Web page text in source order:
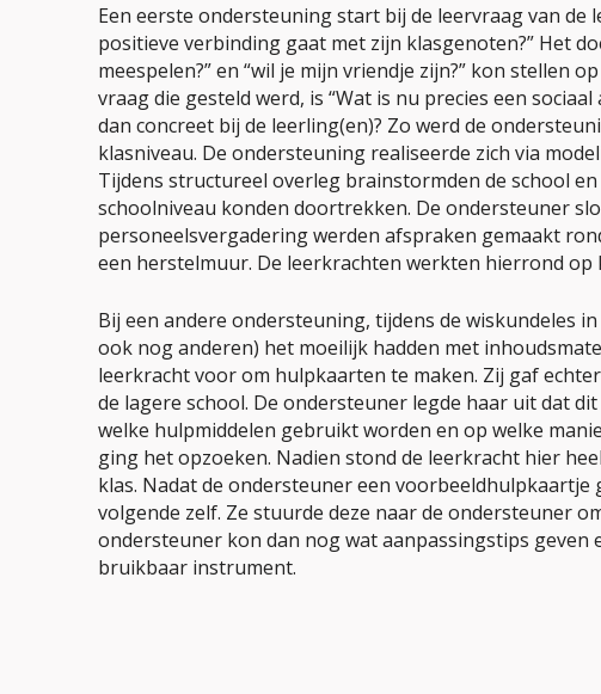
Een eerste ondersteuning start bij de leervraag van
positieve verbinding gaat met zijn klasgenoten?” Het
meespelen?” en “wil je mijn vriendje zijn?” kon stellen
vraag die gesteld werd, is “Wat is nu precies een
dan concreet bij de leerling(en)? Zo werd de
klasniveau. De ondersteuning realiseerde zich via
Tijdens structureel overleg brainstormden de school
schoolniveau konden doortrekken. De ondersteuner
personeelsvergadering werden afspraken gemaakt
een herstelmuur. De leerkrachten werkten hierrond op
Bij een andere ondersteuning, tijdens de wiskundeles
ook nog anderen) het moeilijk hadden met
leerkracht voor om hulpkaarten te maken. Zij gaf
de lagere school. De ondersteuner legde haar uit dat
welke hulpmiddelen gebruikt worden en op welke
ging het opzoeken. Nadien stond de leerkracht hier
klas. Nadat de ondersteuner een voorbeeldhulpkaartje
volgende zelf. Ze stuurde deze naar de ondersteuner
ondersteuner kon dan nog wat aanpassingstips geven
bruikbaar instrument.